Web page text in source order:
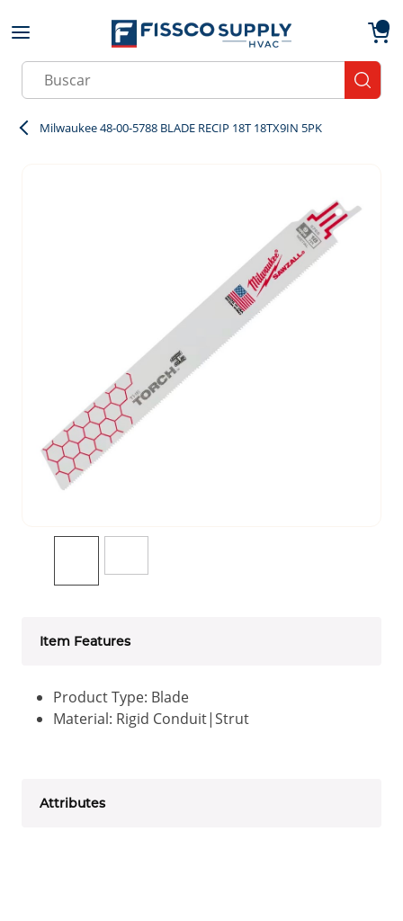
Skip to main content
Site Search
Milwaukee 48-00-5788 BLADE RECIP 18T 18TX9IN 5PK
Item Features
Product Type: Blade
Material: Rigid Conduit|Strut
Attributes